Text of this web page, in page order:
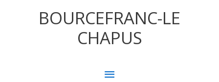
BOURCEFRANC-LE
CHAPUS
MENU